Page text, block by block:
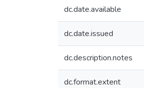
dc.date.available
dc.date.issued
dc.description.notes
dc.format.extent